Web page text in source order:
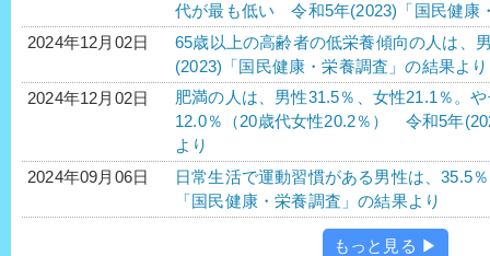
代が最も低い 令和5年(2023)「国民健康
2024年12月02日
65歳以上の高齢者の低栄養傾向の人は
(2023)「国民健康・栄養調査」の結果より
2024年12月02日
肥満の人は、男性31.5％、女性21.1％。
12.0％（20歳代女性20.2％） 令和5年
より
2024年09月06日
日常生活で運動習慣がある男性は、35.5
「国民健康・栄養調査」の結果より
もっと見る ▶